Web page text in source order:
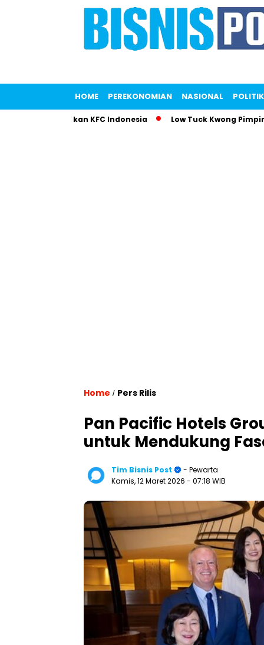
HOME PEREKONOMIAN NASIONAL POLITIK
Gemparkan KFC Indonesia Low Tuck Kwong Pimpin
Home / Pers Rilis
Pan Pacific Hotels
untuk Mendukung
Tim Bisnis Post
- Pewarta
Kamis, 12 Maret 2026 - 07:18 WIB